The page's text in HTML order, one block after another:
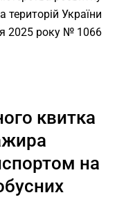
територій України
2025 року № 1066
квитка
на